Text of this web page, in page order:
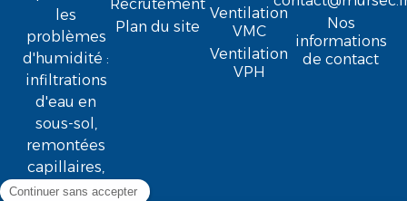
les
problèmes
d'humidité :
infiltrations
d'eau en
sous-sol,
remontées
capillaires,
condensation,
Ventilation
VMC
Ventilation
VPH
Recrutement
Plan du site
Nos
informations
de contact